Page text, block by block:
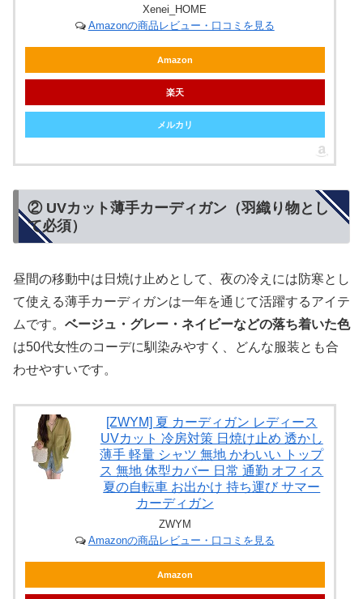
Xenei_HOME
Amazonの商品レビュー・口コミを見る
Amazon
楽天
メルカリ
② UVカット薄手カーディガン（羽織り物とし
て必須）
昼間の移動中は日焼け止めとして、夜の冷えには防寒とし
て使える薄手カーディガンは一年を通じて活躍するアイテ
ムです。 ベージュ・グレー・ネイビーなどの落ち着いた色
は50代女性のコーデに馴染みやすく、どんな服装とも合
わせやすいです。
[ZWYM] 夏 カーディガン レディース
UVカット 冷房対策 日焼け止め 透かし
薄手 軽量 シャツ 無地 かわいい トップ
ス 無地 体型カバー 日常 通勤 オフィス
夏の自転車 お出かけ 持ち運び サマー
カーディガン
ZWYM
Amazonの商品レビュー・口コミを見る
Amazon